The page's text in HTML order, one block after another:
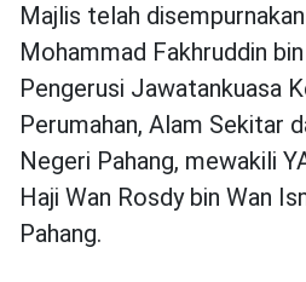
Majlis telah
Mohammad Fakhruddin
Pengerusi Jawatankuasa
Perumahan, Alam Sekitar
Negeri Pahang, mewakili
Haji Wan Rosdy bin Wan
Pahang.